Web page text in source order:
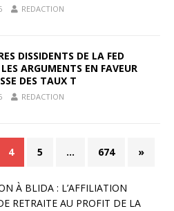
REDACTION
DISSIDENTS DE LA FED
ARGUMENTS EN FAVEUR
DES TAUX T
REDACTION
4 5 … 674 »
À BLIDA : L’AFFILIATION
RETRAITE AU PROFIT DE LA